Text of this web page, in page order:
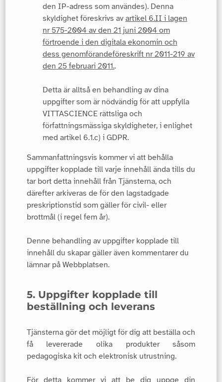
den IP-adress som användes). Denna
skyldighet föreskrivs av artikel 6.II i lagen
nr 575-2004 av den 21 juni 2004 om
förtroende i den digitala ekonomin och
dess genomförandeföreskrift nr 2011-219 av
den 25 februari 2011..
Detta är alltså en behandling av dina
uppgifter som är nödvändig för att uppfylla
VITTASCIENCE rättsliga och
författningsmässiga skyldigheter, i enlighet
med artikel 6.1.c) i GDPR.
Sammanfattningsvis kommer vi att behålla
uppgifter kopplade till varje innehåll ända tills du
tar bort detta innehåll från Tjänsterna, och
därefter arkiveras de för den lagstadgade
preskriptionstid som gäller för civil- eller
brottmål (i regel fem år).
Denne behandling av uppgifter kopplade till
innehåll du skapar gäller även kommentarer du
lämnar på Webbplatsen.
5. Uppgifter kopplade till
beställning och leverans
Tjänsterna gör det möjligt för dig att beställa och
få levererade olika produkter såsom
pedagogiska kit och elektronisk utrustning.
För detta kommer vi att be dig uppge din